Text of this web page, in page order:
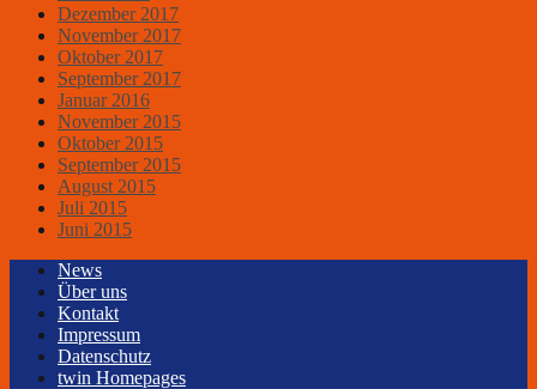
Dezember 2017
November 2017
Oktober 2017
September 2017
Januar 2016
November 2015
Oktober 2015
September 2015
August 2015
Juli 2015
Juni 2015
News
Über uns
Kontakt
Impressum
Datenschutz
twin Homepages